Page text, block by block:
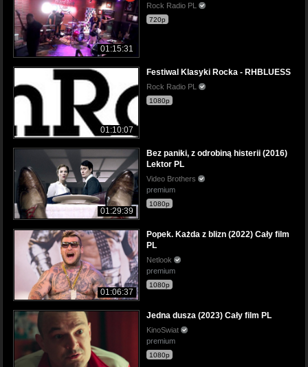
01:15:31
Rock Radio PL
720p
01:10:07
Festiwal Klasyki Rocka - RHBLUESS
Rock Radio PL
1080p
01:29:39
Bez paniki, z odrobiną histerii (2016)
Lektor PL
Video Brothers
premium
1080p
01:06:37
Popek. Każda z blizn (2022) Cały film
PL
Netlook
premium
1080p
Jedna dusza (2023) Cały film PL
KinoSwiat
premium
1080p